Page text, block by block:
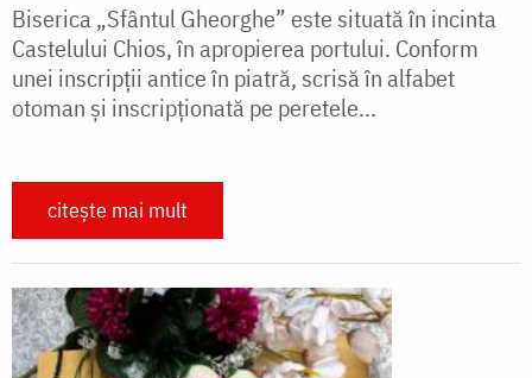
Biserica „Sfântul Gheorghe” este situată în incinta
Castelului Chios, în apropierea portului. Conform
unei inscripții antice în piatră, scrisă în alfabet
otoman și inscripționată pe peretele...
citește mai mult